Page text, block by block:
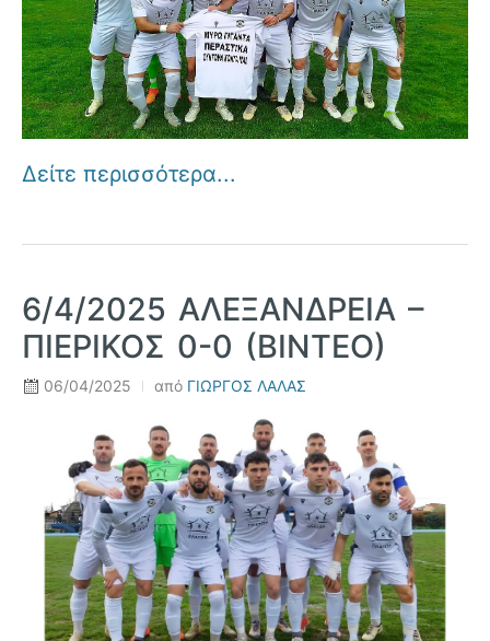
Δείτε περισσότερα...
6/4/2025 ΑΛΕΞΑΝΔΡΕΙΑ –
ΠΙΕΡΙΚΟΣ 0-0 (ΒΙΝΤΕΟ)
06/04/2025 από ΓΙΩΡΓΟΣ ΛΑΛΑΣ